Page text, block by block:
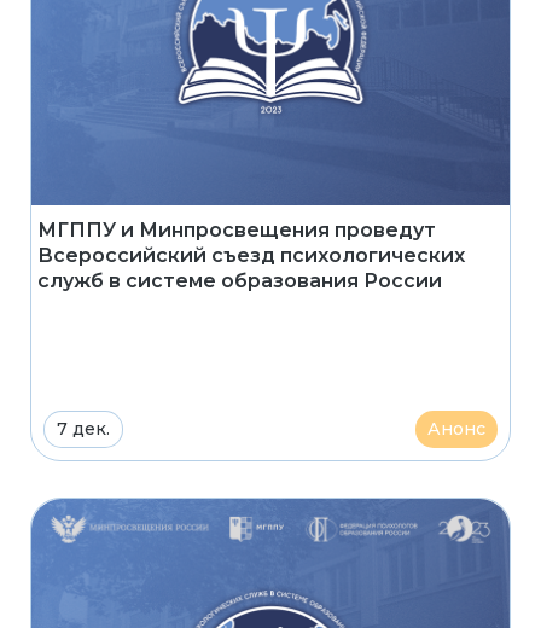
МГППУ и Минпросвещения проведут
Всероссийский съезд психологических
служб в системе образования России
7 дек. Анонс